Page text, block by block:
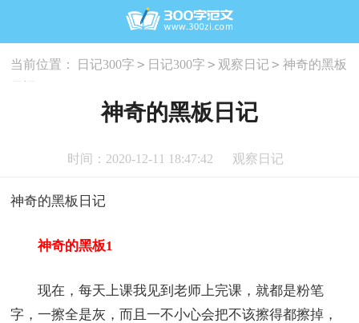
当前位置： 日记300字 > 日记300字 > 观察日记 > 神奇的黑板
神奇的黑板日记
时间：2020-12-11 18:47:42 观察日记
神奇的黑板日记
神奇的黑板1
现在，每天上课我见到老师上完课，就都是粉笔
字，一擦全是灰，而且一不小心会把不该擦得都擦掉，